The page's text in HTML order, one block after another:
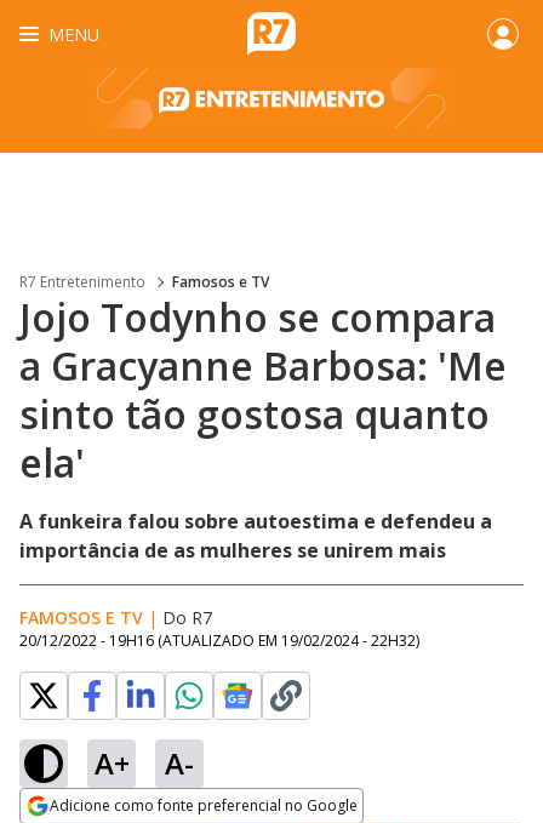
MENU
R7 Entretenimento Famosos e TV
Jojo Todynho se compara
a Gracyanne Barbosa: 'Me
sinto tão gostosa quanto
ela'
A funkeira falou sobre autoestima e defendeu a
importância de as mulheres se unirem mais
FAMOSOS E TV | Do R7
20/12/2022 - 19H16 (ATUALIZADO EM 19/02/2024 - 22H32)
A+ A-
Adicione como fonte preferencial no Google